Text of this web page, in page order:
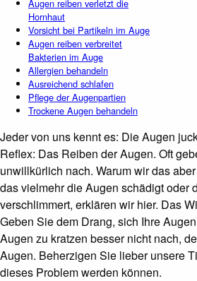
Augen reiben verletzt die
Hornhaut
Vorsicht bei Partikeln im Auge
Augen reiben verbreitet
Bakterien im Auge
Allergien behandeln
Ausreichend schlafen
Pflege der Augenpartien
Trockene Augen behandeln
Jeder von uns kennt es: Die Augen
Reflex: Das Reiben der Augen. Oft
unwillkürlich nach. Warum wir das
das vielmehr die Augen schädigt oder
verschlimmert, erklären wir hier. Das
Geben Sie dem Drang, sich Ihre
Augen zu kratzen besser nicht nach,
Augen. Beherzigen Sie lieber unsere
dieses Problem werden können.